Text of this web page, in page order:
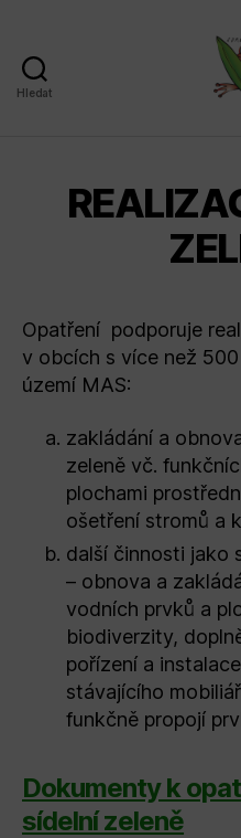
Hledat
Opatření podporuje
v obcích s více než
území MAS:
zakládání a
zeleně vč.
plochami
ošetření stromů a
další činnosti jako
– obnova a
vodních prvků a
biodiverzity,
pořízení a
stávajícího
funkčně propojí
Dokumenty k
sídelní zeleně